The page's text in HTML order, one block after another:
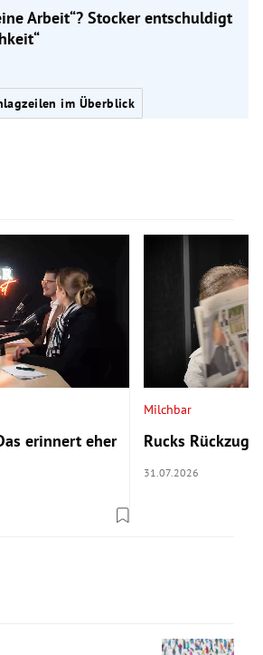
Arbeit“? Stocker entschuldigt
im Überblick
erinnert eher
Milchbar
Rucks Rückzug
31.07.2026